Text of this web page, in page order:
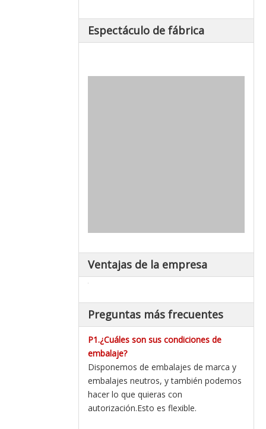
Espectáculo de fábrica
Ventajas de la empresa
Preguntas más frecuentes
P1.¿Cuáles son sus condiciones de
embalaje?
Disponemos de embalajes de marca y
embalajes neutros, y también podemos
hacer lo que quieras con
autorización.Esto es flexible.